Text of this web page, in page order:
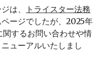
は、
トライスター法務
ージでしたが、2025年
するお問い合わせや情
ューアルいたしまし